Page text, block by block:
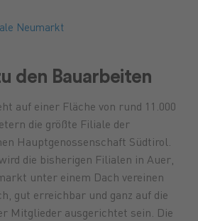
Düngung Anlagen Saatgut
ErsatzteileTreibstoffe
LebensmittelBrennstoffe
Neumarkt
den Bauarbeiten
auf einer Fläche von rund 11.000
die größte Filiale der
Hauptgenossenschaft Südtirol.
die bisherigen Filialen in Auer,
unter einem Dach vereinen
gut erreichbar und ganz auf die
Mitglieder ausgerichtet sein. Die